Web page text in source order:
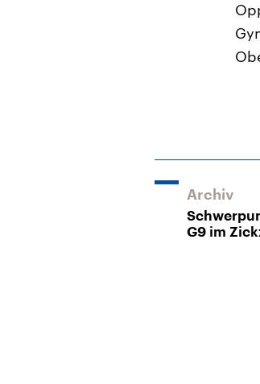
Archiv
G9 im